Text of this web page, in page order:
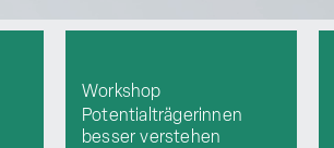
Workshop
Potentialträgerinnen
besser verstehen